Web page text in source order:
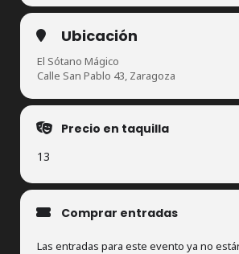
Ubicación
El Sótano Mágico
Calle San Pablo 43, Zaragoza
Precio en taquilla
13
Comprar entradas
Las entradas para este evento ya no